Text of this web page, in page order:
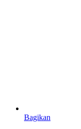
Bagikan